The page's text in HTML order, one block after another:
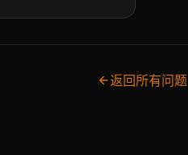
返回所有问题